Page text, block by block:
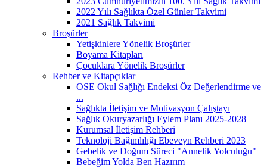
2022 Yılı Sağlıkta Özel Günler Takvimi
2021 Sağlık Takvimi
Broşürler
Yetişkinlere Yönelik Broşürler
Boyama Kitapları
Çocuklara Yönelik Broşürler
Rehber ve Kitapçıklar
OSE Okul Sağlığı Endeksi Öz Değerlendirme ve
...
Sağlıkta İletişim ve Motivasyon Çalıştayı
Sağlık Okuryazarlığı Eylem Planı 2025-2028
Kurumsal İletişim Rehberi
Teknoloji Bağımlılığı Ebeveyn Rehberi 2023
Gebelik ve Doğum Süreci "Annelik Yolculuğu"
Bebeğim Yolda Ben Hazırım